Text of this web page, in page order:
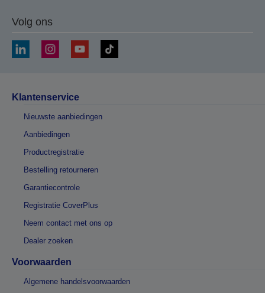
Volg ons
Klantenservice
Nieuwste aanbiedingen
Aanbiedingen
Productregistratie
Bestelling retourneren
Garantiecontrole
Registratie CoverPlus
Neem contact met ons op
Dealer zoeken
Voorwaarden
Algemene handelsvoorwaarden